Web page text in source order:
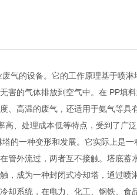
气的设备。它的工作原理基于喷
害的气体排放到空气中。在 PP填
、高温的废气，还适用于氨气等
、处理成本低等特点，受到了广泛
的一种变形和发展。它实际上是
管外流过，两者互不接触。塔底蓄
，成为一种封闭式冷却塔，通过喷
却系统，在电力、化工、钢铁、